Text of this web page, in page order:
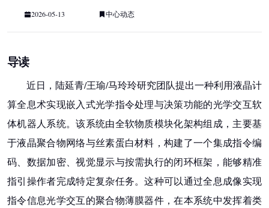
2026-05-13 中心动态
导读
近日，陆延青/王瑜/马玲玲研究团队提出一种利用液晶计
算全息术实现嵌入式光学指令处理与决策功能的光学交互软
体机器人系统。该系统由全软物质模块化架构组成，主要基
于液晶聚合物网络与丝素蛋白材料，构建了一个集成指令编
码、数据加密、视觉显示与按需执行的闭环框架，能够精准
指引操作者完成特定复杂任务。这种可以通过全息成像实现
指令信息光学交互的聚合物薄膜器件，在本系统中发挥着类